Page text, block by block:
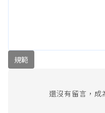
規範
還沒有留言，成